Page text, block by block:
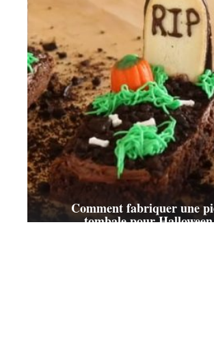
Comment fabriquer une
tombale pour